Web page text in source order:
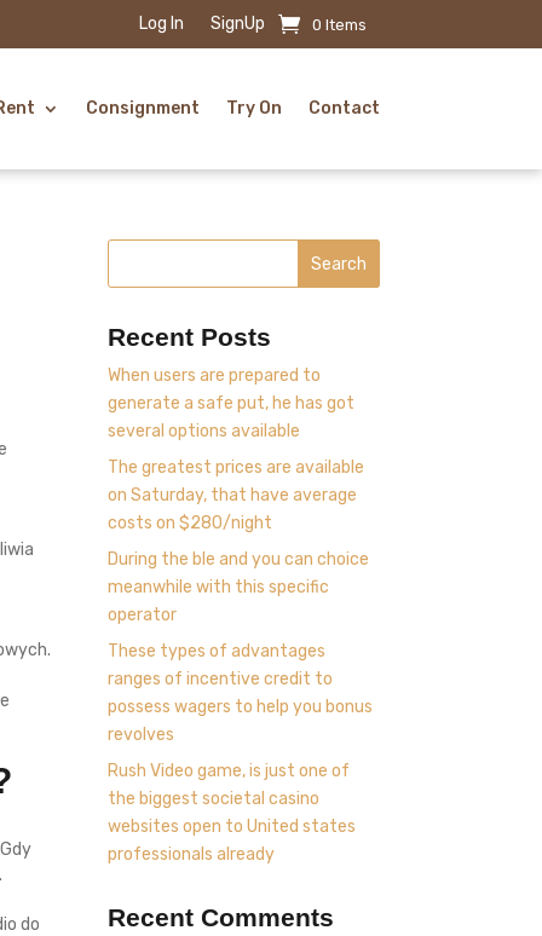
Log In SignUp 0 Items
Consignment Try On Contact
do
Search
Recent Posts
When users are prepared to
generate a safe put, he has got
several options available
The greatest prices are available
on Saturday, that have average
costs on $280/night
During the ble and you can choice
meanwhile with this specific
operator
These types of advantages
ranges of incentive credit to
possess wagers to help you bonus
revolves
Rush Video game, is just one of
the biggest societal casino
websites open to United states
professionals already
Recent Comments